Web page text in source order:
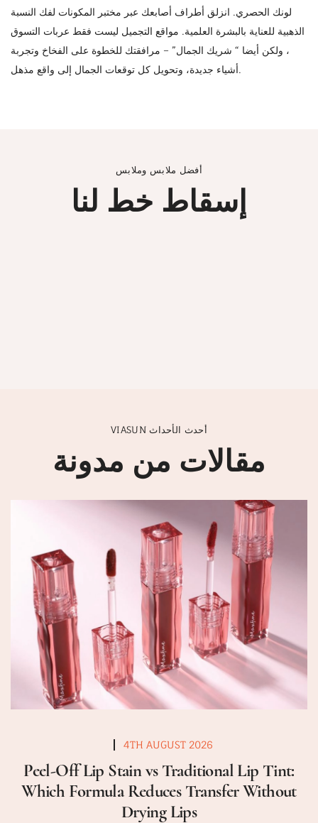
لونك الحصري. انزلق أطراف أصابعك عبر مختبر المكونات لفك النسبة
الذهبية للعناية بالبشرة العلمية. مواقع التجميل ليست فقط عربات التسوق
، ولكن أيضا “ شريك الجمال” – مرافقتك للخطوة على الفخاخ وتجربة
أشياء جديدة، وتحويل كل توقعات الجمال إلى واقع مذهل.
أفضل ملابس وملابس
إسقاط خط لنا
VIASUN أحدث الأحداث
مقالات من مدونة
4TH AUGUST 2026
Peel-Off Lip Stain vs Traditional Lip Tint:
Which Formula Reduces Transfer Without
Drying Lips